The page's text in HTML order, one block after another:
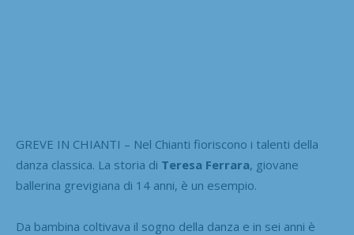
GREVE IN CHIANTI – Nel Chianti fioriscono i talenti della
danza classica. La storia di Teresa Ferrara, giovane
ballerina grevigiana di 14 anni, è un esempio.
Da bambina coltivava il sogno della danza e in sei anni è